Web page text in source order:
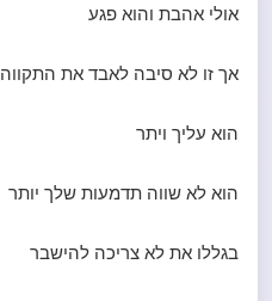
אולי אהבת והוא פגע
אך זו לא סיבה לאבד את התקווה
הוא עליך ויתר
הוא לא שווה תדמעות שלך יותר
בגללו את לא צריכה להישבר